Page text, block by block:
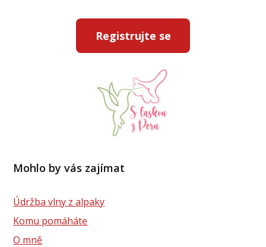
Registrujte se
Mohlo by vás zajímat
Údržba vlny z alpaky
Komu pomáháte
O mně